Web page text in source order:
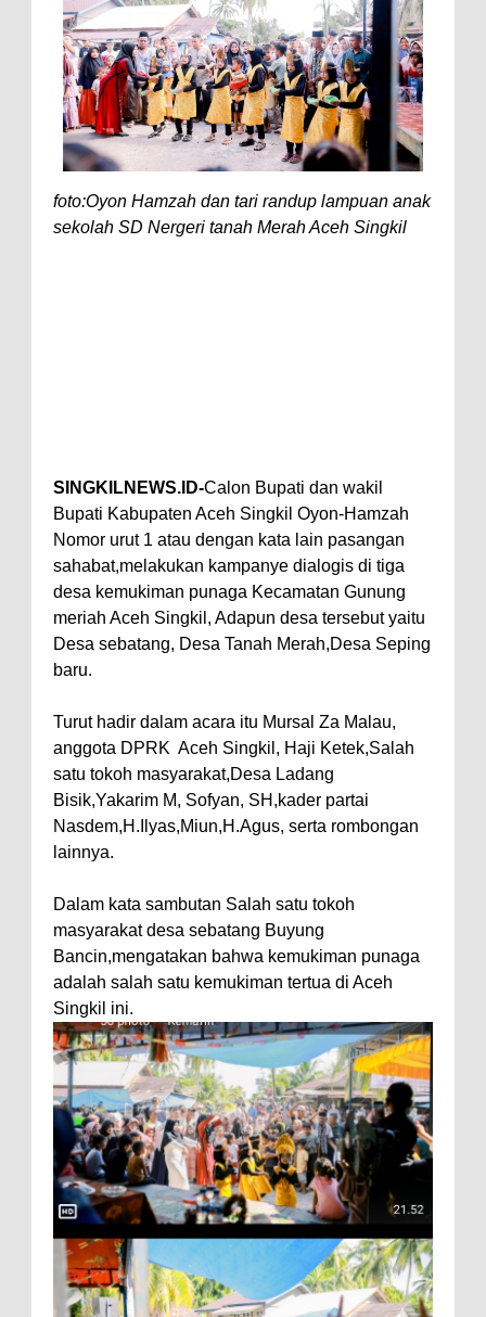
foto:Oyon Hamzah dan tari randup lampuan anak
sekolah SD Nergeri tanah Merah Aceh Singkil
SINGKILNEWS.ID-Calon Bupati dan wakil
Bupati Kabupaten Aceh Singkil Oyon-Hamzah
Nomor urut 1 atau dengan kata lain pasangan
sahabat,melakukan kampanye dialogis di tiga
desa kemukiman punaga Kecamatan Gunung
meriah Aceh Singkil, Adapun desa tersebut yaitu
Desa sebatang, Desa Tanah Merah,Desa Seping
baru.
Turut hadir dalam acara itu Mursal Za Malau,
anggota DPRK Aceh Singkil, Haji Ketek,Salah
satu tokoh masyarakat,Desa Ladang
Bisik,Yakarim M, Sofyan, SH,kader partai
Nasdem,H.Ilyas,Miun,H.Agus, serta rombongan
lainnya.
Dalam kata sambutan Salah satu tokoh
masyarakat desa sebatang Buyung
Bancin,mengatakan bahwa kemukiman punaga
adalah salah satu kemukiman tertua di Aceh
Singkil ini.